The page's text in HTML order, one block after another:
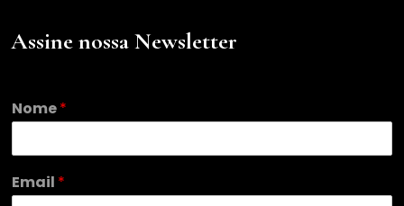
Assine nossa Newsletter
Nome*
*
*
Email *